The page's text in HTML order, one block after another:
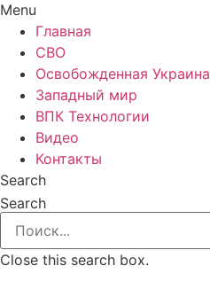
Menu
Главная
СВО
Освобожденная Украина
Западный мир
ВПК Технологии
Видео
Контакты
Search
Search
Close this search box.